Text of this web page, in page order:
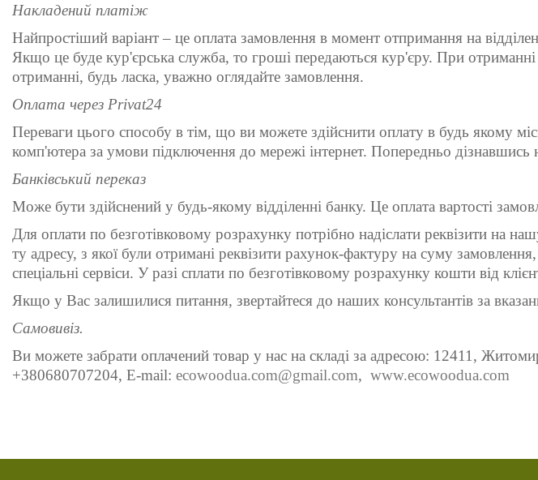
Накладений платіж
Найпростіший варіант – це оплата замовлення в момент отпримання на
Якщо це буде кур'єрська служба, то гроші передаються кур'єру. При
отриманні, будь ласка, уважно оглядайте замовлення.
Оплата через Privat24
Переваги цього способу в тім, що ви можете здійснити оплату в будь якому
комп'ютера за умови підключення до мережі інтернет. Попередньо дізнавшись
Банківський переказ
Може бути здійснений у будь-якому відділенні банку. Це оплата вартості
Для оплати по безготівковому розрахунку потрібно надіслати реквізити на
ту адресу, з якої були отримані реквізити рахунок-фактуру на суму
спеціальні сервіси. У разі сплати по безготівковому розрахунку кошти від
Якщо у Вас залишилися питання, звертайтеся до наших консультантів за
Самовивіз.
Ви можете забрати оплачений товар у нас на складі за адресою: 12411,
+380680707204, E-mail: ecowoodua.com@gmail.com, www.ecowoodua.com